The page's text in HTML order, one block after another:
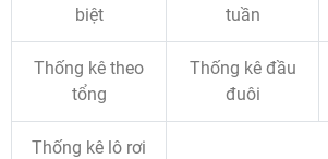
biệt
tuần
Thống kê theo
tổng
Thống kê đầu
đuôi
Thống kê lô rơi